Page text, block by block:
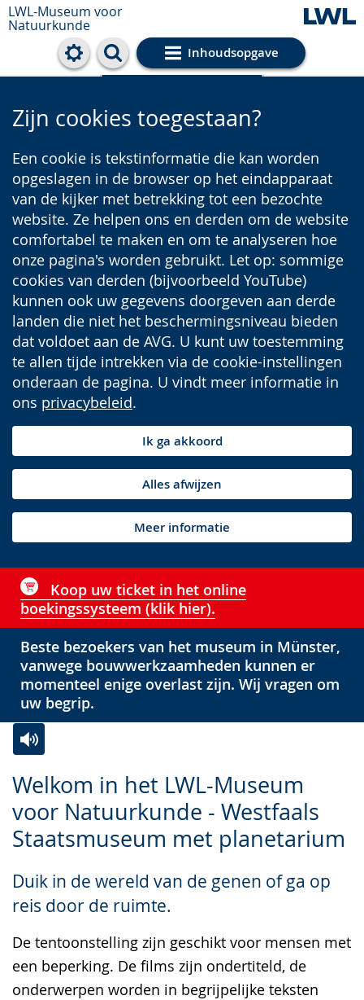
LWL-Museum voor
Natuurkunde
Inhoudsopgave
Cookie-Einstellungen
Zijn cookies toegestaan?
Een cookie is tekstinformatie die kan worden
opgeslagen in de browser op het eindapparaat
van de kijker met betrekking tot een bezochte
website. Ze helpen ons en derden om de website
comfortabel te maken en om te analyseren hoe
onze pagina's worden gebruikt. Let op: sommige
cookies van derden (bijvoorbeeld YouTube)
kunnen ook uw gegevens doorgeven aan derde
landen die niet het beschermingsniveau bieden
dat voldoet aan de AVG. U kunt uw toestemming
te allen tijde intrekken via de cookie-instellingen
onderaan de pagina. U vindt meer informatie in
ons privacybeleid.
Ik ga akkoord
Alles afwijzen
Meer informatie
Koop uw ticket in het online
boekingssysteem (klik hier).
Beste bezoekers van het museum in Münster,
vanwege bouwwerkzaamheden kunnen er
momenteel enige overlast zijn. Wij vragen om
uw begrip.
Welkom in het LWL-Museum
voor Natuurkunde - Westfaals
Staatsmuseum met planetarium
Duik in de wereld van de genen of ga op
reis door de ruimte.
De tentoonstelling zijn geschikt voor mensen met
een beperking. De films zijn ondertiteld, de
onderwerpen worden in begrijpelijke teksten
Leichten
Sprache
wechseln.
Audio-
Unterstützung.
Video
in
Deutscher
wird
angezeigt.